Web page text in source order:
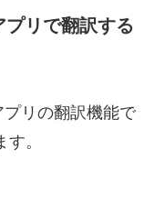
リで翻訳する
リの翻訳機能で
。